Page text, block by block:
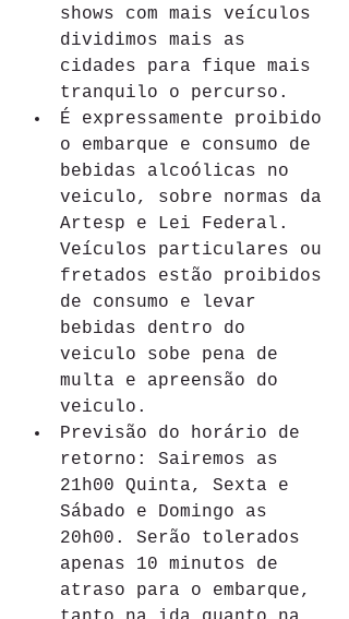
shows com mais veículos
dividimos mais as
cidades para fique mais
tranquilo o percurso.
É expressamente proibido
o embarque e consumo de
bebidas alcoólicas no
veiculo, sobre normas da
Artesp e Lei Federal.
Veículos particulares ou
fretados estão proibidos
de consumo e levar
bebidas dentro do
veiculo sobe pena de
multa e apreensão do
veiculo.
Previsão do horário de
retorno: Sairemos as
21h00 Quinta, Sexta e
Sábado e Domingo as
20h00. Serão tolerados
apenas 10 minutos de
atraso para o embarque,